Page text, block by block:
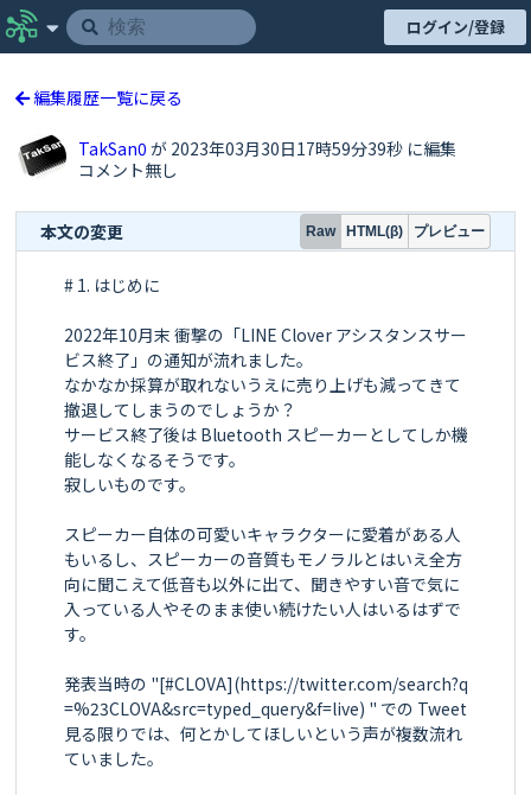
ログイン/登録
編集履歴一覧に戻る
TakSan0が 2023年03月30日17時59分39秒 に編集
コメント無し
本文の変更 Raw HTML(β) プレビュー
# 1. はじめに
2022年10月末 衝撃の「LINE Clover アシスタンスサー
ビス終了」の通知が流れました。
なかなか採算が取れないうえに売り上げも減ってきて
撤退してしまうのでしょうか？
サービス終了後は Bluetooth スピーカーとしてしか機
能しなくなるそうです。
寂しいものです。
スピーカー自体の可愛いキャラクターに愛着がある人
もいるし、スピーカーの音質もモノラルとはいえ全方
向に聞こえて低音も以外に出て、聞きやすい音で気に
入っている人やそのまま使い続けたい人はいるはずで
す。
発表当時の "[#CLOVA](https://twitter.com/search?q
=%23CLOVA&src=typed_query&f=live) " での Tweet
見る限りでは、何とかしてほしいという声が複数流れ
ていました。